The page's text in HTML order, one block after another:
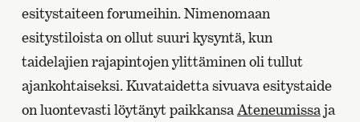
esitystaiteen forumeihin. Nimenomaan
esitystiloista on ollut suuri kysyntä, kun
taidelajien rajapintojen ylittäminen oli tullut
ajankohtaiseksi. Kuvataidetta sivuava esitystaide
on luontevasti löytänyt paikkansaAteneumissaja